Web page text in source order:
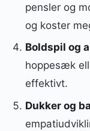
pensler og
og koster
Boldspil og
hoppesæk
effektivt.
Dukker og